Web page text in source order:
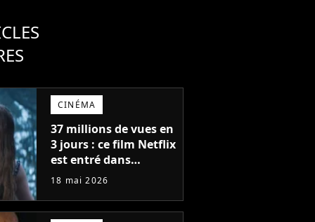
CINÉMA
37 millions de vues en
3 jours : ce film Netflix
est entré dans
l'histoire avec l'un des
de tous les temps
18 mai 2026